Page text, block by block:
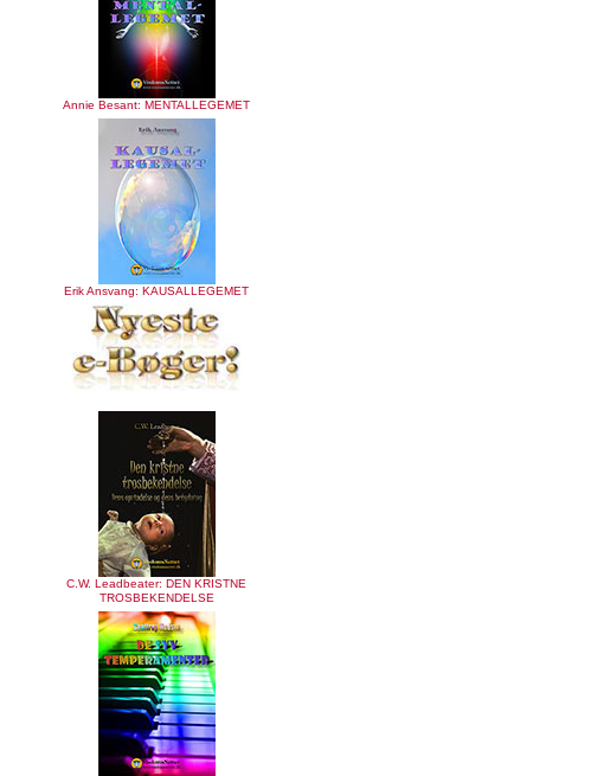
Annie Besant: MENTALLEGEMET
Erik Ansvang: KAUSALLEGEMET
C.W. Leadbeater: DEN KRISTNE
TROSBEKENDELSE